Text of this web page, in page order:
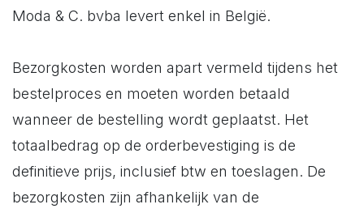
Moda & C. bvba levert enkel in België.
Bezorgkosten worden apart vermeld tijdens het
bestelproces en moeten worden betaald
wanneer de bestelling wordt geplaatst. Het
totaalbedrag op de orderbevestiging is de
definitieve prijs, inclusief btw en toeslagen. De
bezorgkosten zijn afhankelijk van de